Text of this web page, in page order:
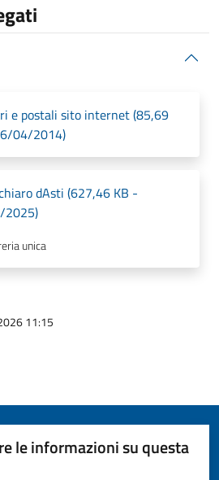
e postali sito internet (85,69
04/2014)
dAsti (627,46 KB -
2025)
unica
11:15
le informazioni su questa